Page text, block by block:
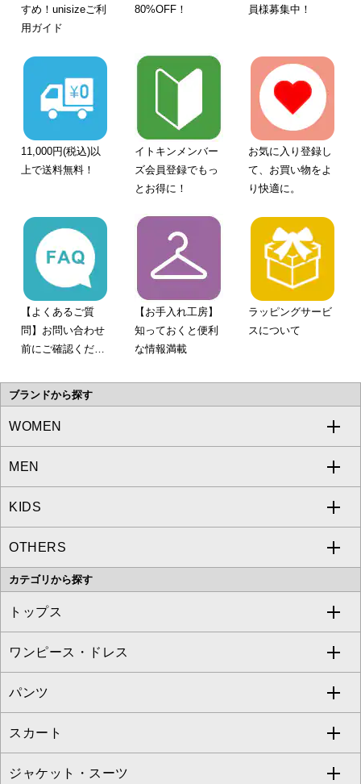
すめ！unisizeご利
用ガイド
80%OFF！
員様募集中！
11,000円(税込)以
上で送料無料！
イトキンメンバー
ズ会員登録でもっ
とお得に！
お気に入り登録し
て、お買い物をよ
り快適に。
【よくあるご質
問】お問い合わせ
前にご確認くださ
【お手入れ工房】
知っておくと便利
な情報満載
ラッピングサービ
スについて
ブランドから探す
WOMEN
a.v.v
MICHEL KLEIN
MK MICHEL KLEIN
OFUON le MK
MEN
a.v.v
MICHEL KLEIN HOMME
MK MICHEL KLEIN HOMME
KIDS
a.v.v
OTHERS
MK MICHEL KLEIN BAG
カテゴリから探す
トップス
すべてのトップス
カットソー・Tシャツ
ブラウス・シャツ
ニット・セーター
ワンピース・ドレス
すべてのワンピース・ドレス
ワンピース
ドレス
パンツ
すべてのパンツ
フルレングスパンツ
スカート
すべてのスカート
ジャケット・スーツ